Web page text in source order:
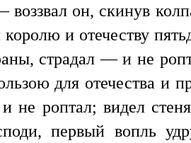
он, скинув
и отечеству
страдал — и не
для отечества и
роптал; видел
первый вопль